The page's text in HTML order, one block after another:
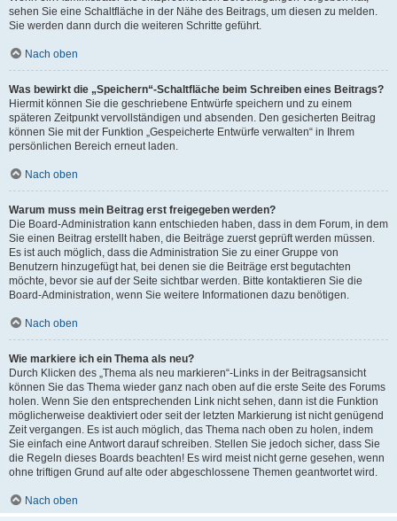
sehen Sie eine Schaltfläche in der Nähe des Beitrags, um diesen zu melden.
Sie werden dann durch die weiteren Schritte geführt.
Nach oben
Was bewirkt die „Speichern“-Schaltfläche beim Schreiben eines Beitrags?
Hiermit können Sie die geschriebene Entwürfe speichern und zu einem
späteren Zeitpunkt vervollständigen und absenden. Den gesicherten Beitrag
können Sie mit der Funktion „Gespeicherte Entwürfe verwalten“ in Ihrem
persönlichen Bereich erneut laden.
Nach oben
Warum muss mein Beitrag erst freigegeben werden?
Die Board-Administration kann entschieden haben, dass in dem Forum, in dem
Sie einen Beitrag erstellt haben, die Beiträge zuerst geprüft werden müssen.
Es ist auch möglich, dass die Administration Sie zu einer Gruppe von
Benutzern hinzugefügt hat, bei denen sie die Beiträge erst begutachten
möchte, bevor sie auf der Seite sichtbar werden. Bitte kontaktieren Sie die
Board-Administration, wenn Sie weitere Informationen dazu benötigen.
Nach oben
Wie markiere ich ein Thema als neu?
Durch Klicken des „Thema als neu markieren“-Links in der Beitragsansicht
können Sie das Thema wieder ganz nach oben auf die erste Seite des Forums
holen. Wenn Sie den entsprechenden Link nicht sehen, dann ist die Funktion
möglicherweise deaktiviert oder seit der letzten Markierung ist nicht genügend
Zeit vergangen. Es ist auch möglich, das Thema nach oben zu holen, indem
Sie einfach eine Antwort darauf schreiben. Stellen Sie jedoch sicher, dass Sie
die Regeln dieses Boards beachten! Es wird meist nicht gerne gesehen, wenn
ohne triftigen Grund auf alte oder abgeschlossene Themen geantwortet wird.
Nach oben